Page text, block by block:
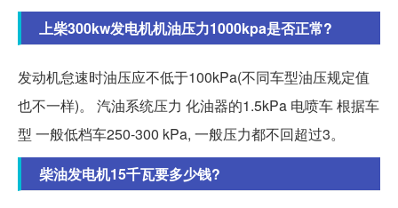
上柴300kw发电机机油压力1000kpa是否正常?
发动机怠速时油压应不低于100kPa(不同车型油压规定值
也不一样)。 汽油系统压力 化油器的1.5kPa 电喷车 根据车
型 一般低档车250-300 kPa, 一般压力都不回超过3。
柴油发电机15千瓦要多少钱?